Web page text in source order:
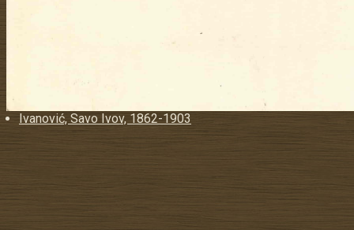
Ivanović, Savo Ivov, 1862-1903